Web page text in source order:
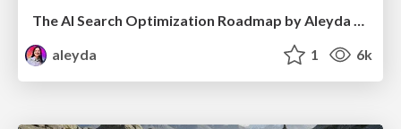
The AI Search Optimization Roadmap by Aleyda Solis
aleyda
1 6k